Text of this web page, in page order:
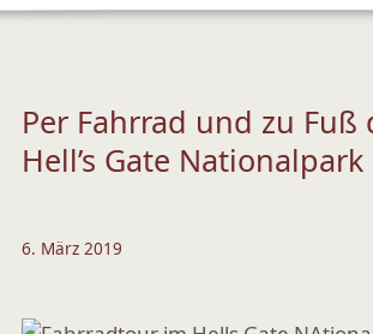
Per Fahrrad und zu Fuß
Hell’s Gate Nationalpark
6. März 2019